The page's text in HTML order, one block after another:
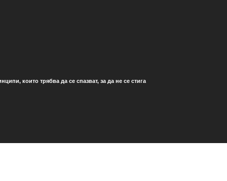
които трябва да се спазват, за да не се стига